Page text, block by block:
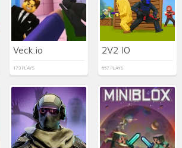
Veck.io
173 PLAYS
2V2 IO
657 PLAYS